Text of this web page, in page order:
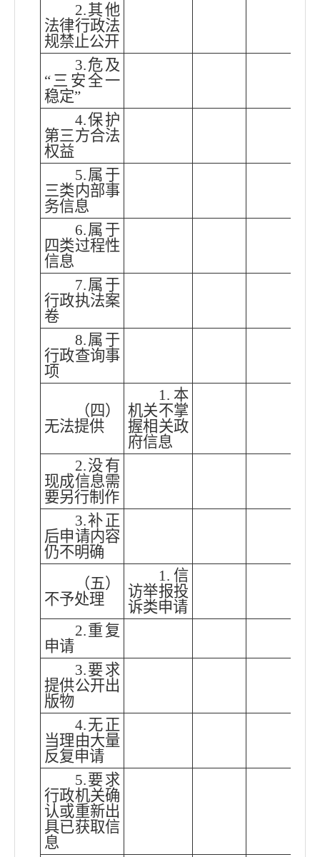
2.其他
法律行政法
规禁止公开
3.危及
“三安全一
稳定”
4.保护
第三方合法
权益
5.属于
三类内部事
务信息
6.属于
四类过程性
信息
7.属于
行政执法案
卷
8.属于
行政查询事
项
（四）
无法提供
1.本
机关不掌
握相关政
府信息
2.没有
现成信息需
要另行制作
3.补正
后申请内容
仍不明确
（五）
不予处理
1.信
访举报投
诉类申请
2.重复
申请
3.要求
提供公开出
版物
4.无正
当理由大量
反复申请
5.要求
行政机关确
认或重新出
具已获取信
息